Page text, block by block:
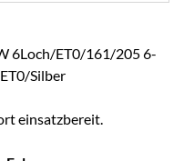
6Loch/ET0/161/205 6-
Silber
einsatzbereit.